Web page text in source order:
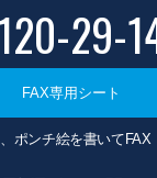
29-
FAX専用シート
ポンチ絵を書いてFAX